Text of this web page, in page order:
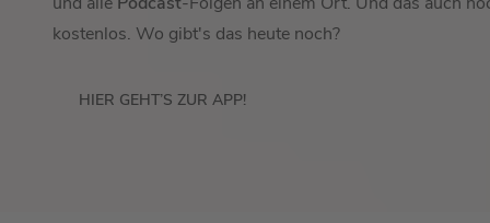
kostenlos. Wo gibt's das heute noch?
HIER GEHT’S ZUR APP!